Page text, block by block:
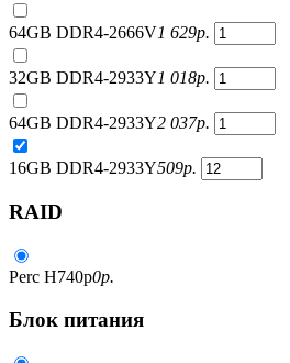
64GB DDR4-2666V1 629р.
32GB DDR4-2933Y1 018р.
64GB DDR4-2933Y2 037р.
16GB DDR4-2933Y509р.
RAID
Perc H740p0р.
Блок питания